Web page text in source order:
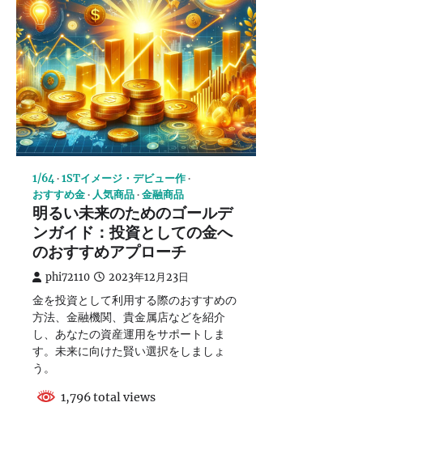
1/64 1STイメージ・デビュー作
おすすめ金
人気商品 金融商品
明るい未来のためのゴールデ
ンガイド：投資としての金へ
のおすすめアプローチ
phi72110 2023年12月23日
金を投資として利用する際のおすすめの
方法、金融機関、貴金属店などを紹介
し、あなたの資産運用をサポートしま
す。未来に向けた賢い選択をしましょ
う。
1,796 total views